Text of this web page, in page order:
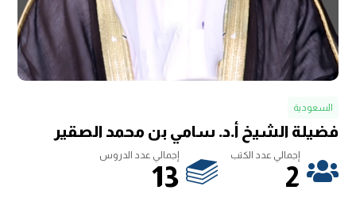
السعودية
فضيلة الشيخ أ.د. سامي بن محمد الصقير
إجمالي عدد الكتب
2
إجمالي عدد الدروس
13